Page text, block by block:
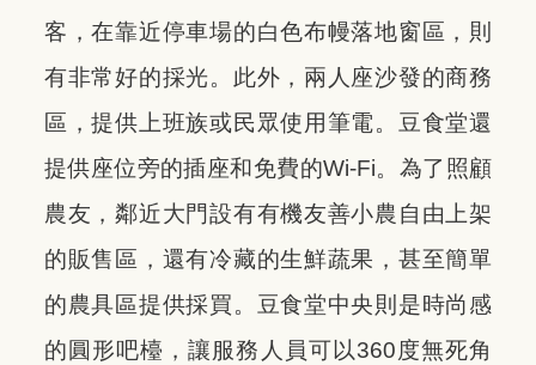
客，在靠近停車場的白色布幔落地窗區，則
有非常好的採光。此外，兩人座沙發的商務
區，提供上班族或民眾使用筆電。豆食堂還
提供座位旁的插座和免費的Wi-Fi。為了照顧
農友，鄰近大門設有有機友善小農自由上架
的販售區，還有冷藏的生鮮蔬果，甚至簡單
的農具區提供採買。豆食堂中央則是時尚感
的圓形吧檯，讓服務人員可以360度無死角